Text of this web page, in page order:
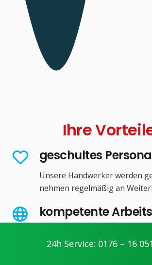
Ihre
geschultes
Unsere Handwerker werden
nehmen regelmäßig an
kompetente
Handwerker erläutern Ihnen
24h Service: 0176 – 16